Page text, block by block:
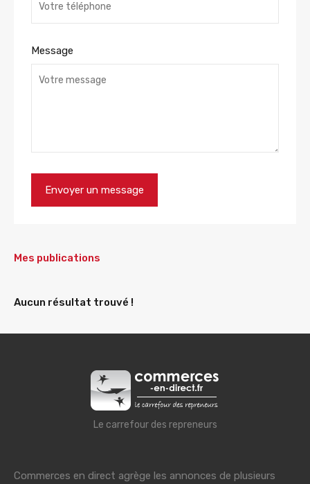
Message
Mes publications
Aucun résultat trouvé !
Le carrefour des repreneurs
Commerces en direct agrège les annonces de plusieurs